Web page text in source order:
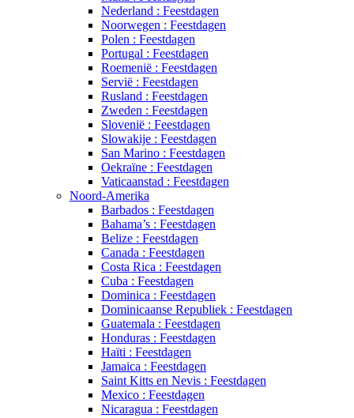
Nederland : Feestdagen
Noorwegen : Feestdagen
Polen : Feestdagen
Portugal : Feestdagen
Roemenië : Feestdagen
Servië : Feestdagen
Rusland : Feestdagen
Zweden : Feestdagen
Slovenië : Feestdagen
Slowakije : Feestdagen
San Marino : Feestdagen
Oekraïne : Feestdagen
Vaticaanstad : Feestdagen
Noord-Amerika
Barbados : Feestdagen
Bahama’s : Feestdagen
Belize : Feestdagen
Canada : Feestdagen
Costa Rica : Feestdagen
Cuba : Feestdagen
Dominica : Feestdagen
Dominicaanse Republiek : Feestdagen
Guatemala : Feestdagen
Honduras : Feestdagen
Haïti : Feestdagen
Jamaica : Feestdagen
Saint Kitts en Nevis : Feestdagen
Mexico : Feestdagen
Nicaragua : Feestdagen